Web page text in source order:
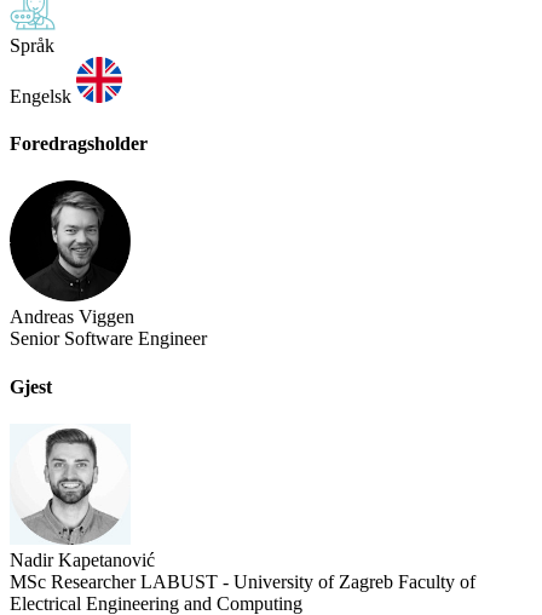
Språk
Engelsk
Foredragsholder
Andreas Viggen
Senior Software Engineer
Gjest
Nadir Kapetanović
MSc Researcher LABUST - University of Zagreb Faculty of
Electrical Engineering and Computing